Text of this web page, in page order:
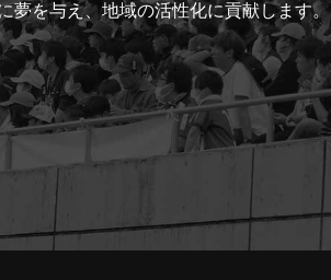
夢を与え、地域の活性化に貢献します。